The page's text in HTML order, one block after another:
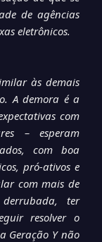
de agências
eletrônicos.
às demais
A demora é a
com
– esperam
com boa
pró-ativos e
com mais de
ter
resolver o
Geração Y não